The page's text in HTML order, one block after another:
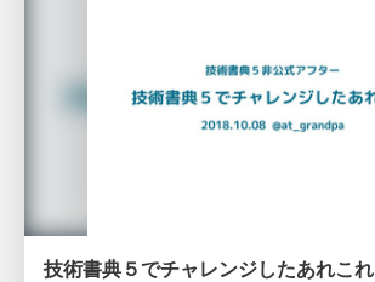
技術書典５でチャレンジしたあれこれ